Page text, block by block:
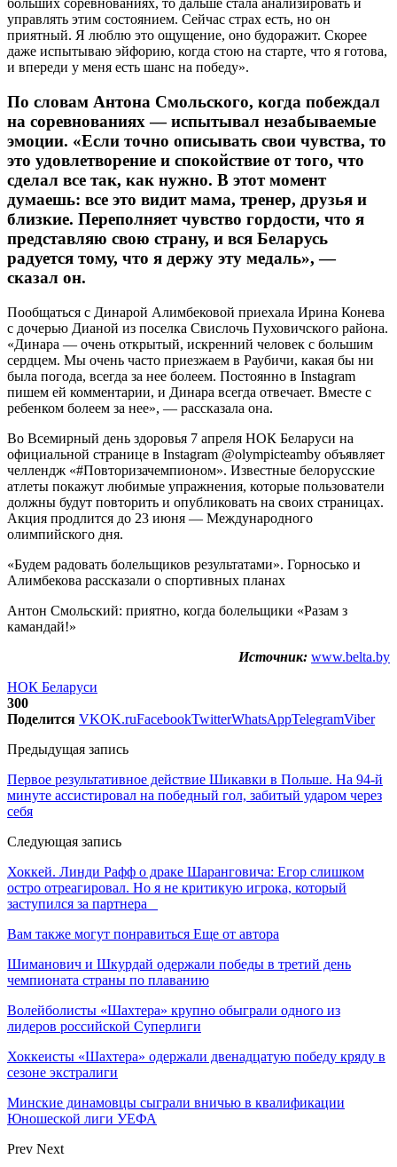
больших соревнованиях, то дальше стала анализировать и
управлять этим состоянием. Сейчас страх есть, но он
приятный. Я люблю это ощущение, оно будоражит. Скорее
даже испытываю эйфорию, когда стою на старте, что я готова,
и впереди у меня есть шанс на победу».
По словам Антона Смольского, когда побеждал
на соревнованиях — испытывал незабываемые
эмоции. «Если точно описывать свои чувства, то
это удовлетворение и спокойствие от того, что
сделал все так, как нужно. В этот момент
думаешь: все это видит мама, тренер, друзья и
близкие. Переполняет чувство гордости, что я
представляю свою страну, и вся Беларусь
радуется тому, что я держу эту медаль», —
сказал он.
Пообщаться с Динарой Алимбековой приехала Ирина Конева
с дочерью Дианой из поселка Свислочь Пуховичского района.
«Динара — очень открытый, искренний человек с большим
сердцем. Мы очень часто приезжаем в Раубичи, какая бы ни
была погода, всегда за нее болеем. Постоянно в Instagram
пишем ей комментарии, и Динара всегда отвечает. Вместе с
ребенком болеем за нее», — рассказала она.
Во Всемирный день здоровья 7 апреля НОК Беларуси на
официальной странице в Instagram @olympicteamby объявляет
челлендж «#Повторизачемпионом». Известные белорусские
атлеты покажут любимые упражнения, которые пользователи
должны будут повторить и опубликовать на своих страницах.
Акция продлится до 23 июня — Международного
олимпийского дня.
«Будем радовать болельщиков результатами». Горносько и
Алимбекова рассказали о спортивных планах
Антон Смольский: приятно, когда болельщики «Разам з
камандай!»
Источник: www.belta.by
НОК Беларуси
300
Поделится VKOK.ruFacebookTwitterWhatsAppTelegramViber
Предыдущая запись
Первое результативное действие Шикавки в Польше. На 94-й
минуте ассистировал на победный гол, забитый ударом через
себя
Следующая запись
Хоккей. Линди Рафф о драке Шаранговича: Егор слишком
остро отреагировал. Но я не критикую игрока, который
заступился за партнера
Вам также могут понравиться Еще от автора
Шиманович и Шкурдай одержали победы в третий день
чемпионата страны по плаванию
Волейболисты «Шахтера» крупно обыграли одного из
лидеров российской Суперлиги
Хоккеисты «Шахтера» одержали двенадцатую победу кряду в
сезоне экстралиги
Минские динамовцы сыграли вничью в квалификации
Юношеской лиги УЕФА
Prev Next